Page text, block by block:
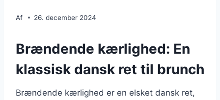
Af 26. december 2024
Brændende kærlighed: En
klassisk dansk ret til brunch
Brændende kærlighed er en elsket dansk ret,